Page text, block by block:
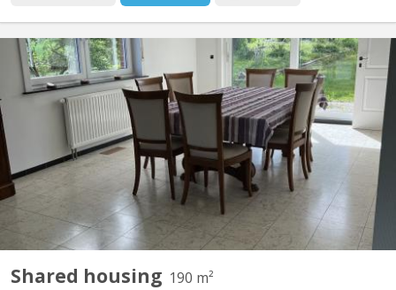
Shared housing 190 m²
KV 2122
Premium 200 m² shared apartment in Vieusart • 200 m² of bright,
fully equipped space • Large south-facing garden + terrace • 3
spacious 18 m² bedrooms • Quiet neighborhood near Louvain-la-
Neuve • Parking spaces in front of the house 3 Rooms available
18M2 Each room is furnished, bright and...